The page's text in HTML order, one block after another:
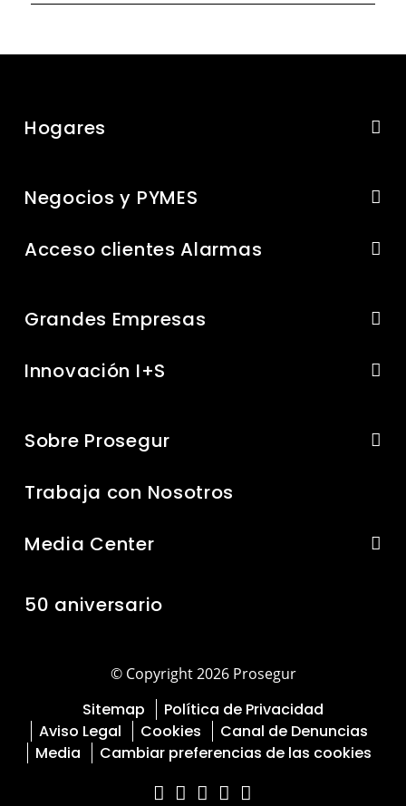
Hogares
Negocios y PYMES
Acceso clientes Alarmas
Grandes Empresas
Innovación I+S
Sobre Prosegur
Trabaja con Nosotros
Media Center
50 aniversario
© Copyright 2026 Prosegur
Sitemap
Política de Privacidad
Aviso Legal
Cookies
Canal de Denuncias
Media
Cambiar preferencias de las cookies